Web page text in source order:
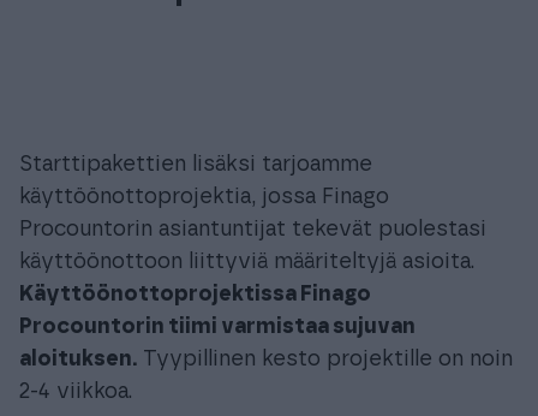
Starttipakettien lisäksi tarjoamme
käyttöönottoprojektia, jossa Finago
Procountorin asiantuntijat tekevät puolestasi
käyttöönottoon liittyviä määriteltyjä asioita.
Käyttöönottoprojektissa Finago
Procountorin tiimi varmistaa sujuvan
aloituksen. Tyypillinen kesto projektille on noin
2-4 viikkoa.